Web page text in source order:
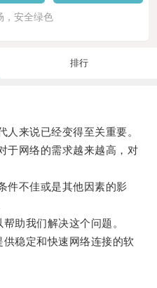
，安全绿色
排行
来说已经变得至关重要。
网络的需求越来越高，对
不佳或是其他因素的影
助我们解决这个问题。
稳定和快速网络连接的软